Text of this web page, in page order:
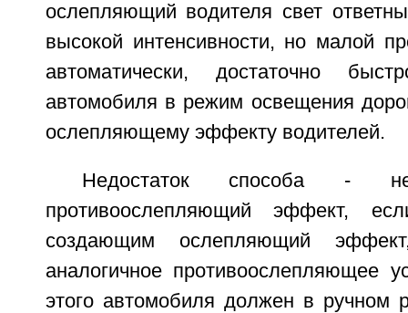
ослепляющий водителя свет
высокой интенсивности, но малой
автоматически, достаточно
автомобиля в режим освещения
ослепляющему эффекту водителей.
Недостаток способа - не
противоослепляющий эффект,
создающим ослепляющий
аналогичное противоослепляющее
этого автомобиля должен в ручном